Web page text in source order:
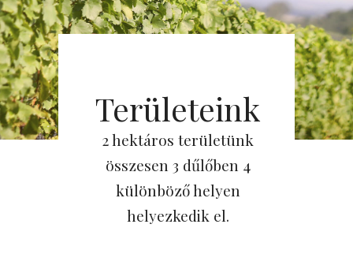
Területeink
2 hektáros területünk
összesen 3 dűlőben 4
különböző helyen
helyezkedik el.